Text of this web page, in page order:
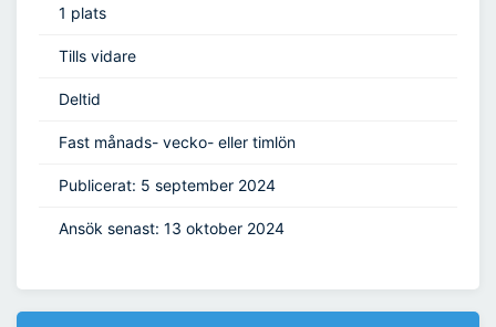
1 plats
Tills vidare
Deltid
Fast månads- vecko- eller timlön
Publicerat: 5 september 2024
Ansök senast: 13 oktober 2024